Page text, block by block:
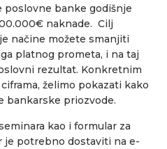
poslovne banke godišnje
naknade. Cilj
načine možete smanjiti
platnog prometa, i na taj
rezultat. Konkretnim
želimo pokazati kako
bankarske priozvode.
kao i formular za
je potrebno dostaviti na e-